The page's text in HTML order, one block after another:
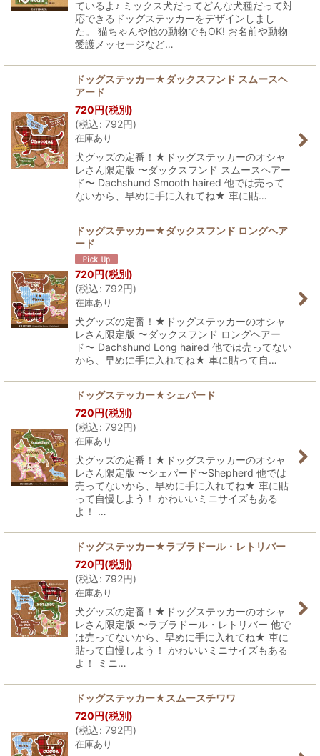
ているよ♪ ミックス犬だってどんな犬種だって対
応できるドッグステッカーをデザインしまし
た。 猫ちゃんや他の動物でもOK! お名前や動物
愛護メッセージなど…
ドッグステッカー★ダックスフンド スムースヘ
アード
720円(税別)
(税込: 792円)
在庫あり
犬グッズの定番！★ドッグステッカーのオシャ
レさん限定版 〜ダックスフンド スムースヘアー
ド〜 Dachshund Smooth haired 他では売って
ないから、早めに手に入れてね★ 車に貼…
ドッグステッカー★ダックスフンド ロングヘア
ード
720円(税別)
(税込: 792円)
在庫あり
犬グッズの定番！★ドッグステッカーのオシャ
レさん限定版 〜ダックスフンド ロングヘアー
ド〜 Dachshund Long haired 他では売ってない
から、早めに手に入れてね★ 車に貼って自…
ドッグステッカー★シェパード
720円(税別)
(税込: 792円)
在庫あり
犬グッズの定番！★ドッグステッカーのオシャ
レさん限定版 〜シェパード〜Shepherd 他では
売ってないから、早めに手に入れてね★ 車に貼
って自慢しよう！ かわいいミニサイズもある
よ！ …
ドッグステッカー★ラブラドール・レトリバー
720円(税別)
(税込: 792円)
在庫あり
犬グッズの定番！★ドッグステッカーのオシャ
レさん限定版 〜ラブラドール・レトリバー 他で
は売ってないから、早めに手に入れてね★ 車に
貼って自慢しよう！ かわいいミニサイズもある
よ！ ミニ…
ドッグステッカー★スムースチワワ
720円(税別)
(税込: 792円)
在庫あり